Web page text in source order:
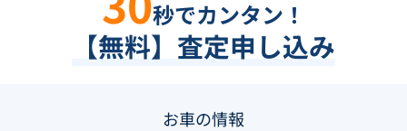
秒でカンタン！
【無料】査定申し込み
お車の情報